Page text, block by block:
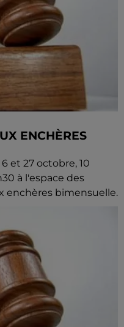
ENCHÈRES
et 27 octobre, 10
à l'espace des
enchères bimensuelle.